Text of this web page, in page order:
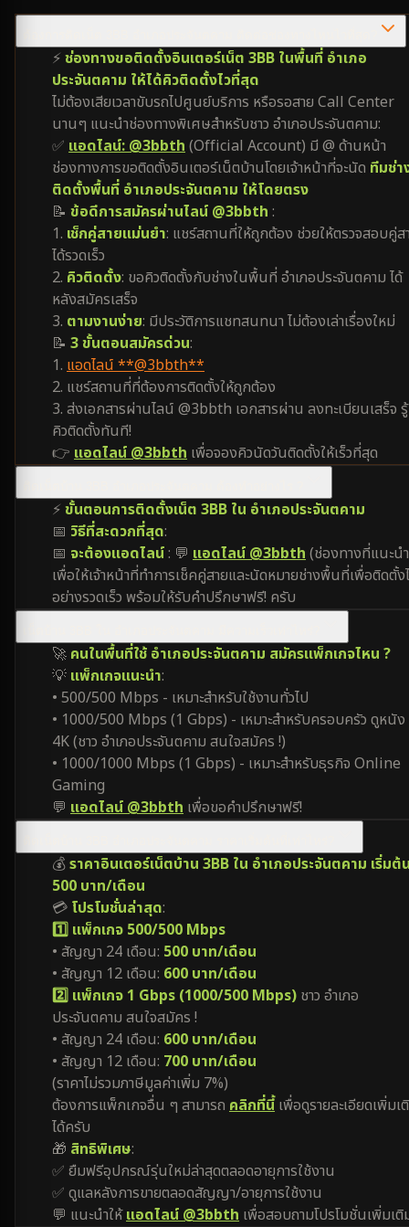
⚡ ช่องทางขอติดตั้งอินเตอร์เน็ต 3BB ในพื้นที่ อำเภอ
ประจันตคาม ให้ได้คิวติดตั้งไวที่สุด
ไม่ต้องเสียเวลาขับรถไปศูนย์บริการ หรือรอสาย Call Center
นานๆ แนะนำช่องทางพิเศษสำหรับชาว อำเภอประจันตคาม:
✅ แอดไลน์: @3bbth (Official Account) มี @ ด้านหน้า
ช่องทางการขอติดตั้งอินเตอร์เน็ตบ้านโดยเจ้าหน้าที่จะนัด ทีมช่า
ติดตั้งพื้นที่ อำเภอประจันตคาม ให้โดยตรง
📝 ข้อดีการสมัครผ่านไลน์ @3bbth :
1. เช็กคู่สายแม่นยำ: แชร์สถานที่ให้ถูกต้อง ช่วยให้ตรวจสอบคู่ส
ได้รวดเร็ว
2. คิวติดตั้ง: ขอคิวติดตั้งกับช่างในพื้นที่ อำเภอประจันตคาม ได้
หลังสมัครเสร็จ
3. ตามงานง่าย: มีประวัติการแชทสนทนา ไม่ต้องเล่าเรื่องใหม่
📝 3 ขั้นตอนสมัครด่วน:
1. แอดไลน์ **@3bbth**
2. แชร์สถานที่ที่ต้องการติดตั้งให้ถูกต้อง
3. ส่งเอกสารผ่านไลน์ @3bbth เอกสารผ่าน ลงทะเบียนเสร็จ รู้
คิวติดตั้งทันที!
👉 แอดไลน์ @3bbth เพื่อจองคิวนัดวันติดตั้งให้เร็วที่สุด
⚡ ขั้นตอนการติดตั้งเน็ต 3BB ใน อำเภอประจันตคาม
📅 วิธีที่สะดวกที่สุด:
📅 จะต้องแอดไลน์: 💬 แอดไลน์ @3bbth (ช่องทางที่แนะน
เพื่อให้เจ้าหน้าที่ทำการเช็คคู่สายและนัดหมายช่างพื้นที่เพื่อติดตั้ง
อย่างรวดเร็ว พร้อมให้รับคำปรึกษาฟรี! ครับ
🚀 คนในพื้นที่ใช้ อำเภอประจันตคาม สมัครแพ็กเกจไหน ?
💡 แพ็กเกจแนะนำ:
• 500/500 Mbps - เหมาะสำหรับใช้งานทั่วไป
• 1000/500 Mbps (1 Gbps) - เหมาะสำหรับครอบครัว ดูหนัง
4K (ชาว อำเภอประจันตคาม สนใจสมัคร !)
• 1000/1000 Mbps (1 Gbps) - เหมาะสำหรับธุรกิจ Online
Gaming
💬 แอดไลน์ @3bbth เพื่อขอคำปรึกษาฟรี!
💰ราคาอินเตอร์เน็ตบ้าน 3BB ใน อำเภอประจันตคาม เริ่มต้
500 บาท/เดือน
💳 โปรโมชั่นล่าสุด:
1️⃣ แพ็กเกจ 500/500 Mbps
• สัญญา 24 เดือน: 500 บาท/เดือน
• สัญญา 12 เดือน: 600 บาท/เดือน
2️⃣ แพ็กเกจ 1 Gbps (1000/500 Mbps) ชาว อำเภอ
ประจันตคาม สนใจสมัคร !
• สัญญา 24 เดือน: 600 บาท/เดือน
• สัญญา 12 เดือน: 700 บาท/เดือน
(ราคาไม่รวมภาษีมูลค่าเพิ่ม 7%)
ต้องการแพ็กเกจอื่น ๆ สามารถ คลิกที่นี้เพื่อดูรายละเอียดเพิ่มเ
ได้ครับ
🎁 สิทธิพิเศษ:
✅ ยืมฟรีอุปกรณ์รุ่นใหม่ล่าสุดตลอดอายุการใช้งาน
✅ ดูแลหลังการขายตลอดสัญญา/อายุการใช้งาน
💬 แนะนำให้แอดไลน์ @3bbth เพื่อสอบถามโปรโมชั่นเพิ่มเติ